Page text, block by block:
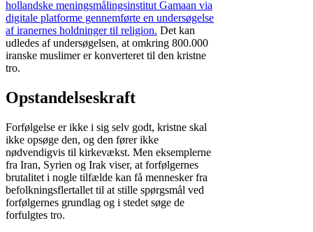
hollandske meningsmålingsinstitut Gamaan via
digitale platforme gennemførte en undersøgelse
af iranernes holdninger til religion. Det kan
udledes af undersøgelsen, at omkring 800.000
iranske muslimer er konverteret til den kristne
tro.
Opstandelseskraft
Forfølgelse er ikke i sig selv godt, kristne skal
ikke opsøge den, og den fører ikke
nødvendigvis til kirkevækst. Men eksemplerne
fra Iran, Syrien og Irak viser, at forfølgernes
brutalitet i nogle tilfælde kan få mennesker fra
befolkningsflertallet til at stille spørgsmål ved
forfølgernes grundlag og i stedet søge de
forfulgtes tro.